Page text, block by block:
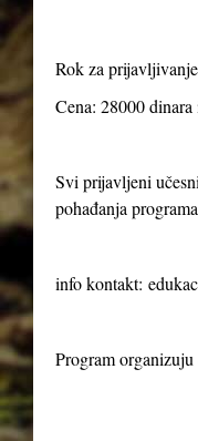
Rok za
Cena: 28000
Svi prijavljeni
pohađanja
info kontakt:
Program